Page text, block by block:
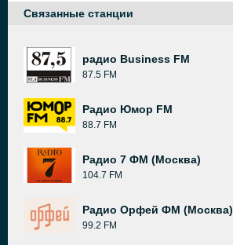
Связанные станции
радио Business FM
87.5 FM
Радио Юмор FM
88.7 FM
Радио 7 ФМ (Москва)
104.7 FM
Радио Орфей ФМ (Москва)
99.2 FM